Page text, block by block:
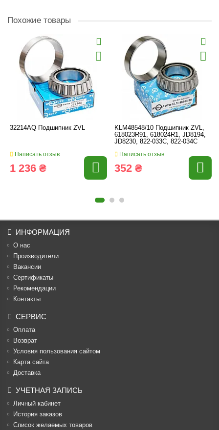
Похожие товары
32214AQ Подшипник ZVL
Написать отзыв
1 236 ₴
KLM48548/10 Подшипник ZVL,
618023R91, 618024R1, JD8194,
JD8230, 822-033C, 822-034C
Написать отзыв
352 ₴
ИНФОРМАЦИЯ
О нас
Производители
Вакансии
Cертификаты
Рекомендации
Контакты
СЕРВИС
Оплата
Возврат
Условия пользования сайтом
Карта сайта
Доставка
УЧЕТНАЯ ЗАПИСЬ
Личный кабинет
История заказов
Список желаемых товаров